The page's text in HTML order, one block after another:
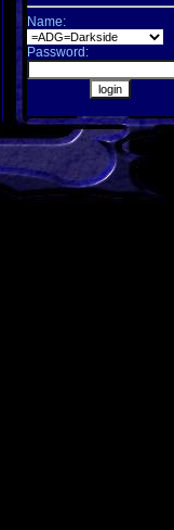
Name:
Password: